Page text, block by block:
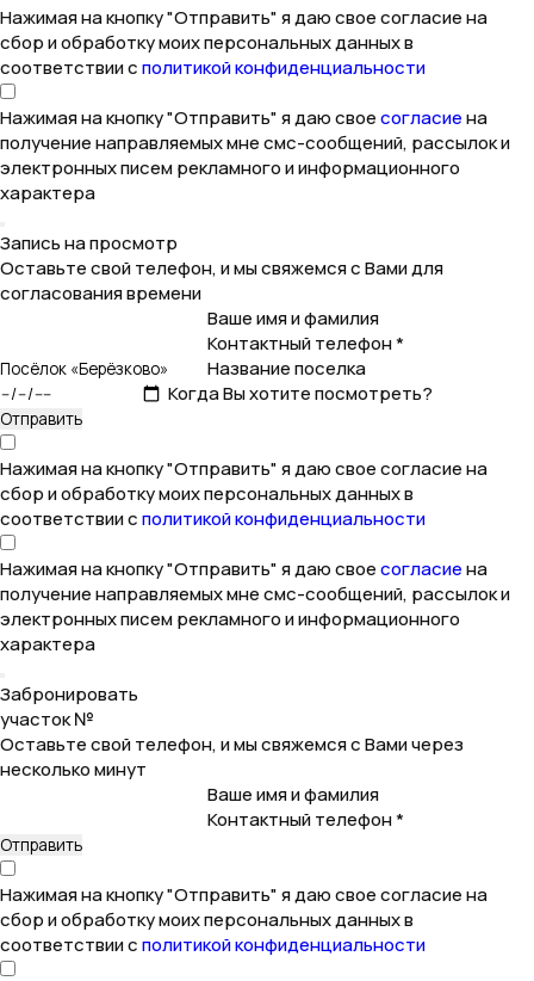
Нажимая на кнопку "Отправить" я даю свое согласие на
сбор и обработку моих персональных данных в
соответствии сполитикой конфиденциальности
Нажимая на кнопку "Отправить" я даю своесогласиена
получение направляемых мне смс-сообщений, рассылок и
электронных писем рекламного и информационного
характера
Запись на просмотр
Оставьте свой телефон, и мы свяжемся с Вами для
согласования времени
Ваше имя и фамилия
Контактный телефон *
Название поселка
Когда Вы хотите посмотреть?
Нажимая на кнопку "Отправить" я даю свое согласие на
сбор и обработку моих персональных данных в
соответствии сполитикой конфиденциальности
Нажимая на кнопку "Отправить" я даю своесогласиена
получение направляемых мне смс-сообщений, рассылок и
электронных писем рекламного и информационного
характера
Забронировать
участок №
Оставьте свой телефон, и мы свяжемся с Вами через
несколько минут
Ваше имя и фамилия
Контактный телефон *
Нажимая на кнопку "Отправить" я даю свое согласие на
сбор и обработку моих персональных данных в
соответствии сполитикой конфиденциальности